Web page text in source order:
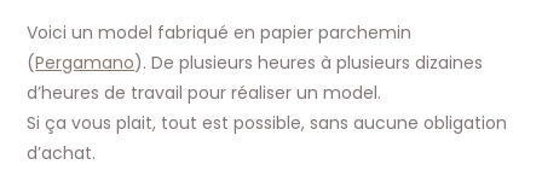
publication :
Voici un model fabriqué en papier parchemin
(Pergamano). De plusieurs heures à plusieurs dizaines
d’heures de travail pour réaliser un model.
Si ça vous plait, tout est possible, sans aucune obligation
d’achat.